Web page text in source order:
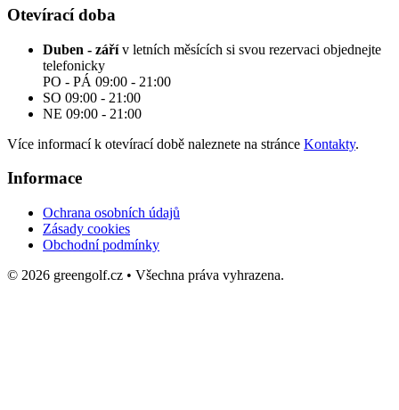
Otevírací doba
Duben - zářív letních měsících si svou rezervaci objednejte
telefonicky
PO - PÁ 09:00 - 21:00
SO 09:00 - 21:00
NE 09:00 - 21:00
Více informací k otevírací době naleznete na stránce Kontakty.
Informace
Ochrana osobních údajů
Zásady cookies
Obchodní podmínky
© 2026 greengolf.cz • Všechna práva vyhrazena.